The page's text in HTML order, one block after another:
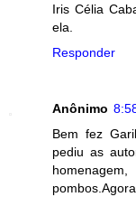
Iris Célia
ela.
Responder
Anônimo
Bem fez
pediu as